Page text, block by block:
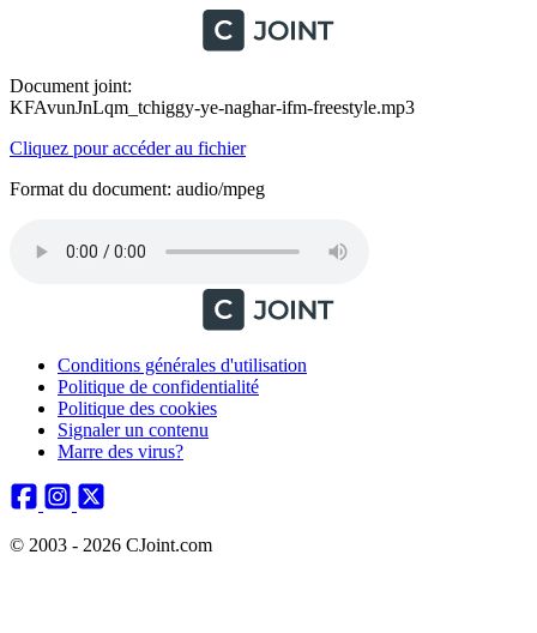
Document joint:
KFAvunJnLqm_tchiggy-ye-naghar-ifm-freestyle.mp3
Cliquez pour accéder au fichier
Format du document: audio/mpeg
Conditions générales d'utilisation
Politique de confidentialité
Politique des cookies
Signaler un contenu
Marre des virus?
© 2003 - 2026 CJoint.com